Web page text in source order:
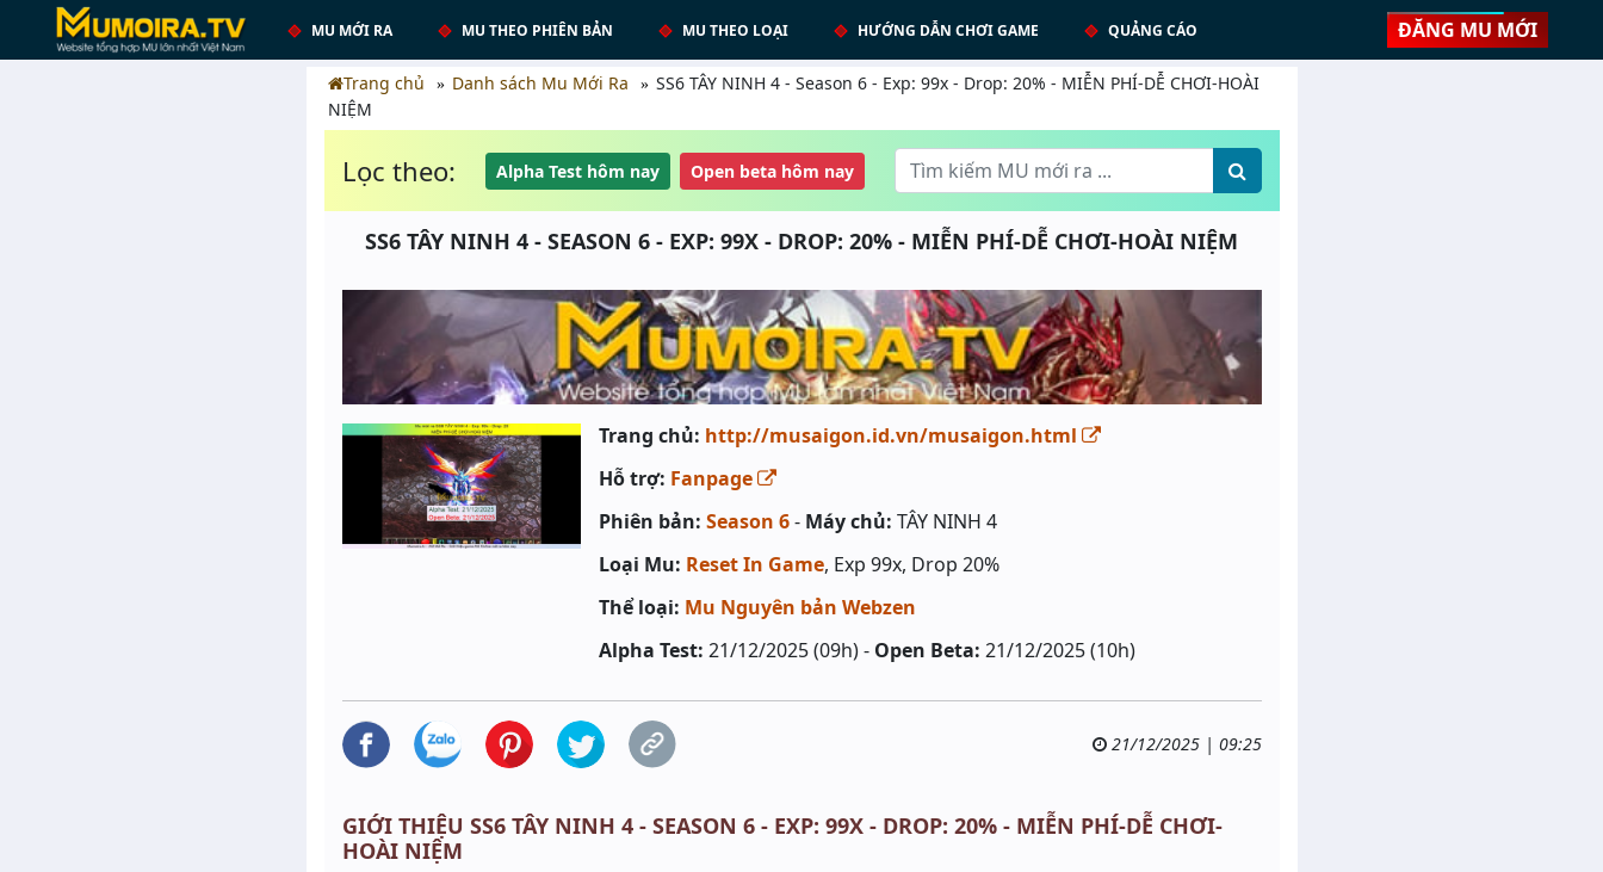
MU MỚI RA MU THEO PHIÊN BẢN MU THEO LOẠI HƯỚNG DẪN CHƠI GAME QUẢNG CÁO ĐĂNG MU MỚI
Trang chủ Danh sách Mu Mới Ra
SS6 TÂY NINH 4 - Season 6 - Exp: 99x - Drop: 20% - MIỄN PHÍ-DỄ CHƠI-HOÀI
NIỆM
Lọc theo: Alpha Test hôm nay Open beta hôm nay
SS6 TÂY NINH 4 - SEASON 6 - EXP: 99X - DROP: 20% - MIỄN PHÍ-DỄ CHƠI-HOÀI NIỆM
Trang chủ: http://musaigon.id.vn/musaigon.html
Hỗ trợ: Fanpage
Phiên bản: Season 6- Máy chủ: TÂY NINH 4
Loại Mu: Reset In Game, Exp 99x, Drop 20%
Thể loại: Mu Nguyên bản Webzen
Alpha Test: 21/12/2025 (09h) - Open Beta: 21/12/2025 (10h)
21/12/2025 | 09:25
GIỚI THIỆU SS6 TÂY NINH 4 - SEASON 6 - EXP: 99X - DROP: 20% - MIỄN PHÍ-DỄ CHƠI-
HOÀI NIỆM